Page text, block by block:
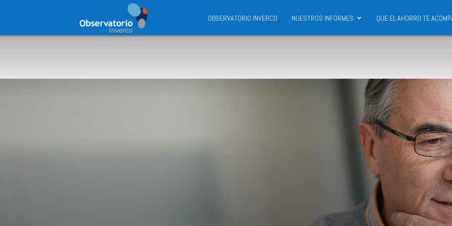
Observatorio OBSERVATORIO INVERCO NUESTROS INFORMES QUE EL AHORRO TE